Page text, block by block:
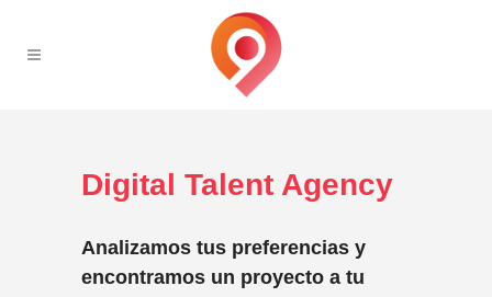
Digital Talent Agency
Analizamos tus preferencias y
encontramos un proyecto a tu